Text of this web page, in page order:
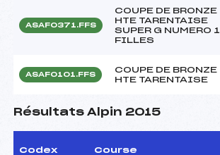
ASAF0371.FFS
COUPE DE BRONZE
HTE TARENTAISE
SUPER G NUMERO 1
FILLES
ASAF0101.FFS
COUPE DE BRONZE
HTE TARENTAISE
Résultats Alpin 2015
Codex Course